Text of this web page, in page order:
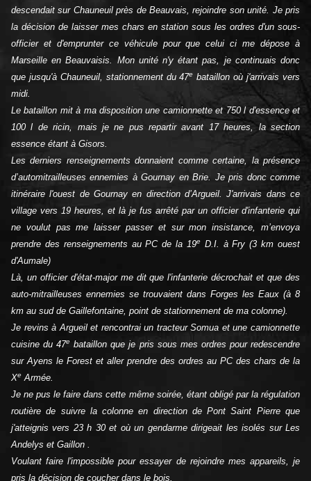
descendait sur Chauneuil près de Beauvais, rejoindre son unité. Je pris
la décision de laisser mes chars en station sous les ordres d'un sous-
officier et d'emprunter ce véhicule pour que celui ci me dépose à
Marseille en Beauvaisis. Mon unité n'y étant pas, je continuais donc
que jusqu'à Chauneuil, stationnement du 47e bataillon où j'arrivais vers
midi.
Le bataillon mit à ma disposition une camionnette et 750 l d'essence et
100 l de ricin, mais je ne pus repartir avant 17 heures, la section
essence étant à Gisors.
Les derniers renseignements donnaient comme certaine, la présence
d’automitrailleuses ennemies à Gournay en Brie. Je pris donc comme
itinéraire l'ouest de Gournay en direction d’Argueil. J'arrivais dans ce
village vers 19 heures, et là je fus arrêté par un officier d'infanterie qui
ne voulut pas me laisser passer et sur mon insistance, m’envoya
prendre des renseignements au PC de la 19eD.I. à Fry (3 km ouest
d'Aumale)
Là, un officier d'état-major me dit que l'infanterie décrochait et que des
auto-mitrailleuses ennemies se trouvaient dans Forges les Eaux (à 8
km au sud de Gaillefontaine, point de stationnement de ma colonne).
Je revins à Argueil et rencontrai un tracteur Somua et une camionnette
cuisine du 47e bataillon que je pris sous mes ordres pour redescendre
sur Ayens le Forest et aller prendre des ordres au PC des chars de la
Xe Armée.
Je ne pus le faire dans cette même soirée, étant obligé par la régulation
routière de suivre la colonne en direction de Pont Saint Pierre que
j'atteignis vers 23 h 30 et où un gendarme dirigeait les isolés sur Les
Andelys et Gaillon .
Voulant faire l'impossible pour essayer de rejoindre mes appareils, je
pris la décision de coucher dans le bois.